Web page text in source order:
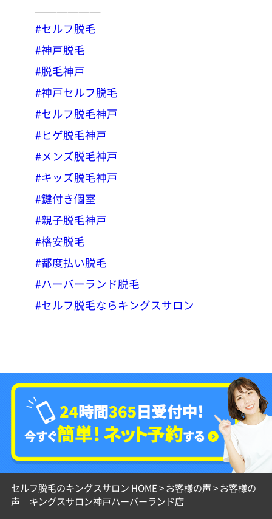
#セルフ脱毛
#神戸脱毛
#脱毛神戸
#神戸セルフ脱毛
#セルフ脱毛神戸
#ヒゲ脱毛神戸
#メンズ脱毛神戸
#キッズ脱毛神戸
#鍵付き個室
#親子脱毛神戸
#格安脱毛
#都度払い脱毛
#ハーバーランド脱毛
#セルフ脱毛ならキングスサロン
セルフ脱毛のキングスサロン HOME>お客様の声>お客様の
声 キングスサロン神戸ハーバーランド店